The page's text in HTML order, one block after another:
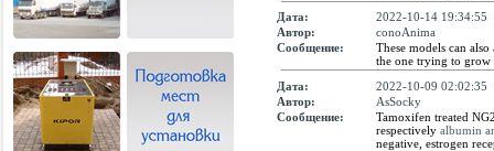
Дата:
2022-10-14 19:34:55
Автор:
conoAnima
Сообщение:
These models can
the one trying to grow
Дата:
2022-10-09 02:02:35
Автор:
AsSocky
Сообщение:
Tamoxifen treated
respectively albumin
negative, estrogen